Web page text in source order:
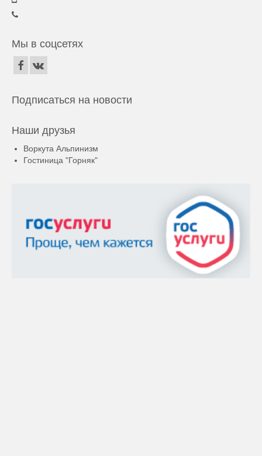
Мы в соцсетях
Подписаться на новости
Наши друзья
Воркута Альпинизм
Гостиница "Горняк"